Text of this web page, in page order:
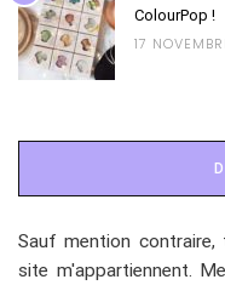
ColourPop !
17
Sauf mention
site m'appartiennent.